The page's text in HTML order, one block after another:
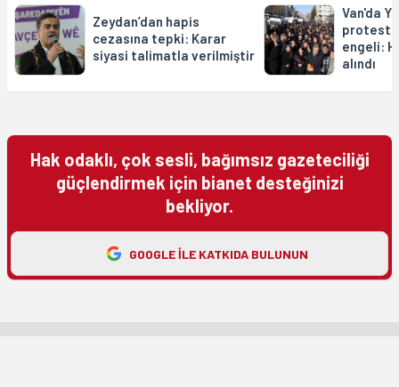
Zeydan’dan hapis
cezasına tepki: Karar
siyasi talimatla verilmiştir
Van'da
engeli:
alındı
Hak odaklı, çok sesli, bağımsız gazeteciliği
güçlendirmek için bianet desteğinizi
bekliyor.
GOOGLE ILE KATKIDA BULUNUN